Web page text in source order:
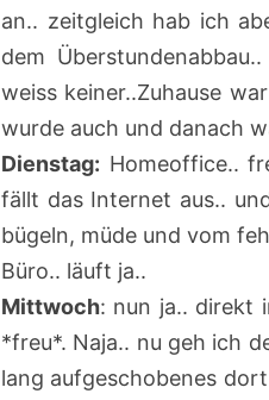
an.. zeitgleich hab ich
dem
weiss keiner..Zuhause
wurde auch und danach
Dienstag: Homeoffice..
fällt das Internet aus..
bügeln, müde und vom
Büro.. läuft ja..
Mittwoch: nun ja.. direkt
*freu*. Naja.. nu geh ich
lang aufgeschobenes